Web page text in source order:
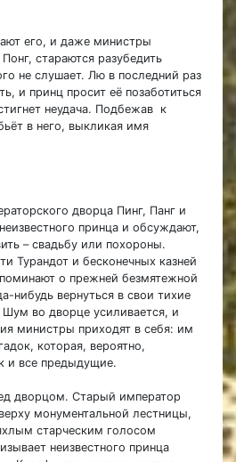
его, и даже министры
стараются разубедить
не слушает. Лю в последний раз
и принц просит её позаботиться
неудача. Подбежав к
в него, выкликая имя
дворца Пинг, Панг и
принца и обсуждают,
– свадьбу или похороны.
Турандот и бесконечных казней
о прежней безмятежной
нибудь вернуться в свои тихие
во дворце усиливается, и
министры приходят в себя: им
которая, вероятно,
и все предыдущие.
дворцом. Старый император
монументальной лестницы,
старческим голосом
неизвестного принца